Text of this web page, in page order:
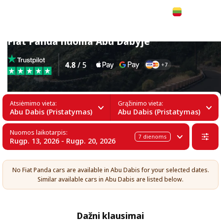
Fiat Panda nuoma Abu Dabyje
Atsiėmimo vieta:
Abu Dabis (Pristatymas)
Grąžinimo vieta:
Abu Dabis (Pristatymas)
Nuomos laikotarpis:
Rugp. 13, 2026 - Rugp. 20, 2026 7 dienoms
No Fiat Panda cars are available in Abu Dabis for your selected dates.
Similar available cars in Abu Dabis are listed below.
Dažni klausimai